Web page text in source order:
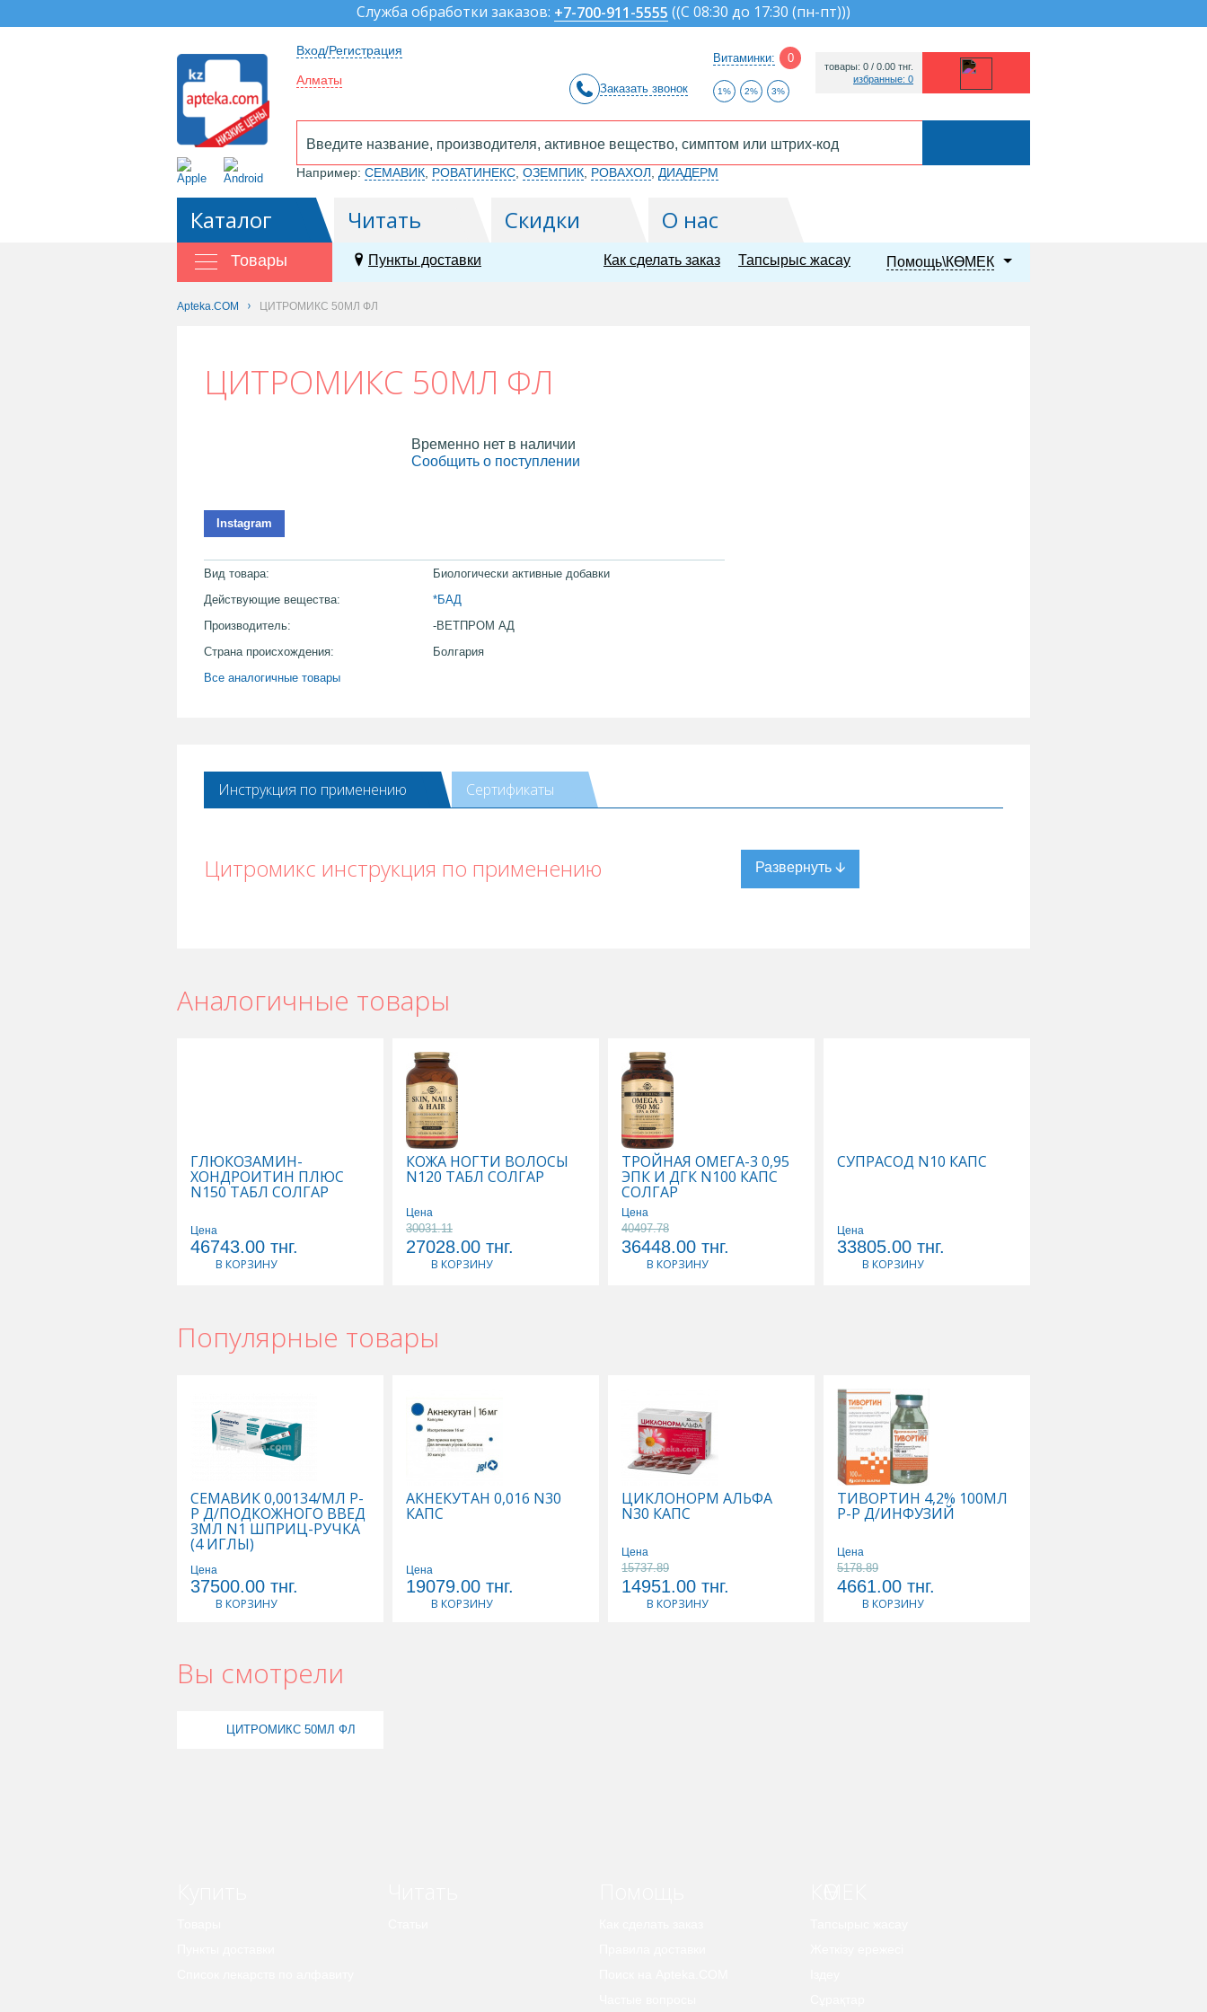
Служба обработки заказов: +7-700-911-5555 ((С 08:30 до 17:30 (пн-пт)))
Вход/Регистрация
Алматы
Заказать звонок
Витаминки: 0
1% 2% 3%
товары: 0 / 0.00 тнг.
избранные: 0
Например: СЕМАВИК РОВАТИНЕКС ОЗЕМПИК РОВАХОЛ ДИАДЕРМ
Каталог Читать Скидки О нас
Товары Пункты доставки Помощь\КӨМЕК
Тапсырыс жасау
Как сделать заказ
Apteka.COM ЦИТРОМИКС 50МЛ ФЛ
ЦИТРОМИКС 50МЛ ФЛ
Временно нет в наличии
Сообщить о поступлении
Instagram
Вид товара:
Биологически активные добавки
Действующие вещества:
*БАД
Производитель:
-ВЕТПРОМ АД
Страна происхождения:
Болгария
Все аналогичные товары
Инструкция по применению Сертификаты
Цитромикс инструкция по применению
Аналогичные товары
ГЛЮКОЗАМИН-
ХОНДРОИТИН ПЛЮС
N150 ТАБЛ СОЛГАР
Цена
46743.00 тнг.
В КОРЗИНУ
КОЖА НОГТИ ВОЛОСЫ
N120 ТАБЛ СОЛГАР
Цена
30031.11
27028.00 тнг.
В КОРЗИНУ
ТРОЙНАЯ ОМЕГА-3 0,95
ЭПК И ДГК N100 КАПС
СОЛГАР
Цена
40497.78
36448.00 тнг.
В КОРЗИНУ
СУПРАСОД N10 КАПС
Цена
33805.00 тнг.
В КОРЗИНУ
Популярные товары
СЕМАВИК 0,00134/МЛ Р-
Р Д/ПОДКОЖНОГО ВВЕД
3МЛ N1 ШПРИЦ-РУЧКА
(4 ИГЛЫ)
Цена
37500.00 тнг.
В КОРЗИНУ
АКНЕКУТАН 0,016 N30
КАПС
Цена
19079.00 тнг.
В КОРЗИНУ
ЦИКЛОНОРМ АЛЬФА
N30 КАПС
Цена
15737.89
14951.00 тнг.
В КОРЗИНУ
ТИВОРТИН 4,2% 100МЛ
Р-Р Д/ИНФУЗИЙ
Цена
5178.89
4661.00 тнг.
В КОРЗИНУ
Вы смотрели
ЦИТРОМИКС 50МЛ ФЛ